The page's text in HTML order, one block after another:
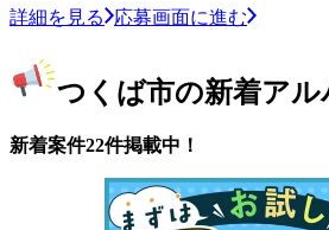
詳細を見る 応募画面に進む
つくば市の新着アル
新着案件22件掲載中！